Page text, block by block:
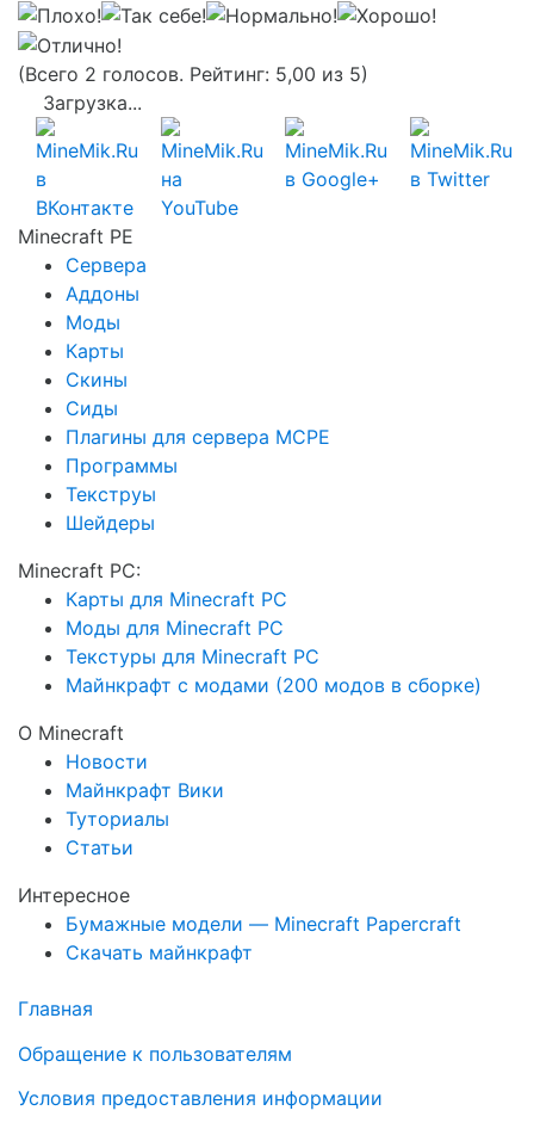
(Всего 2 голосов. Рейтинг: 5,00 из 5)
Загрузка...
Minecraft PE
Сервера
Аддоны
Моды
Карты
Скины
Сиды
Плагины для сервера MCPE
Программы
Текструы
Шейдеры
Minecraft PC:
Карты для Minecraft PC
Моды для Minecraft PC
Текстуры для Minecraft PC
Майнкрафт с модами (200 модов в сборке)
О Minecraft
Новости
Майнкрафт Вики
Туториалы
Статьи
Интересное
Бумажные модели — Minecraft Papercraft
Скачать майнкрафт
Главная
Обращение к пользователям
Условия предоставления информации